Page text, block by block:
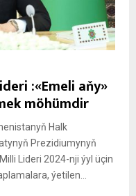
:«Emeli aňy»
möhümdir
Halk
Prezidiumynyň
Lideri 2024-nji ýyl üçin
ýetilen...